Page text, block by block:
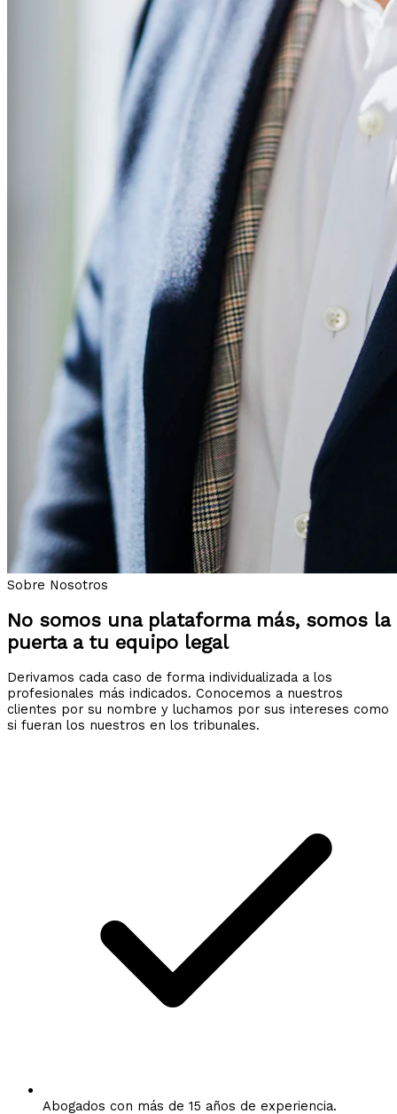
Sobre Nosotros
No somos una plataforma más, somos la
puerta a tu equipo legal
Derivamos cada caso de forma individualizada a los
profesionales más indicados. Conocemos a nuestros
clientes por su nombre y luchamos por sus intereses como
si fueran los nuestros en los tribunales.
Abogados con más de 15 años de experiencia.